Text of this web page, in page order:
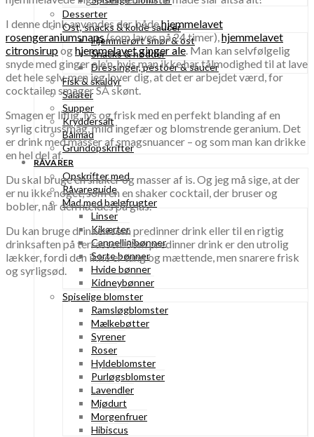
Desserter
Ost, snacks & kolde saucer
Hjemmerørt smør & ost
Snacks & nødder
Dressinger, pestoer & saucer
Fisk & skaldyr
Salater
Supper
Kryddersalt
Bålmad
Grundopskrifter
RÅVARER
Opskrifter med
Råvareguide
Mad med bælgfrugter
Linser
Kikærter
Cannellinibønner
Sorte bønner
Hvide bønner
Kidneybønner
Spiselige blomster
Ramsløgblomster
Mælkebøtter
Syrener
Roser
Hyldeblomster
Purløgsblomster
Lavendler
Mjødurt
Morgenfruer
Hibiscus
I denne drink anvendes der bådehjemmelavet
rosengeraniumsnaps(som laves på 24 timer),hjemmelavet
citronsirupoghjemmelavet ginger ale. Man kan selvfølgelig
snyde med ginger ale’n, hvis man ikke har tålmodighed til at lave
det hele selv, men jeg lover dig, at det er arbejdet værd, for
cocktailen smager SÅ skønt.
Smagen er liflig, lys og frisk med en perfekt blanding af en
syrlig citrussmag, mild ingefær og blomstrende geranium. Det
er drink med masser af smagsnuancer – og som man kan drikke
en hel del af.
Du skal bruge en shaker og masser af is. Og jeg må sige, at der
er nu ikke noget, som en en shaker cocktail, der bruser og
bobler, når den hældes på glas.
Du kan bruge drinken som predinner drink eller til en rigtig
drinksaften på terrassen. Som predinner drink er den utrolig
lækker, fordi den ikke er tung og mættende, men snarere frisk
og syrligsød.